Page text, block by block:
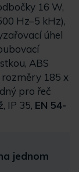
16 W,
Hz–5 kHz),
úhel
ABS
rozměry 185 x
pro řeč
IP 35, EN 54-
jednom